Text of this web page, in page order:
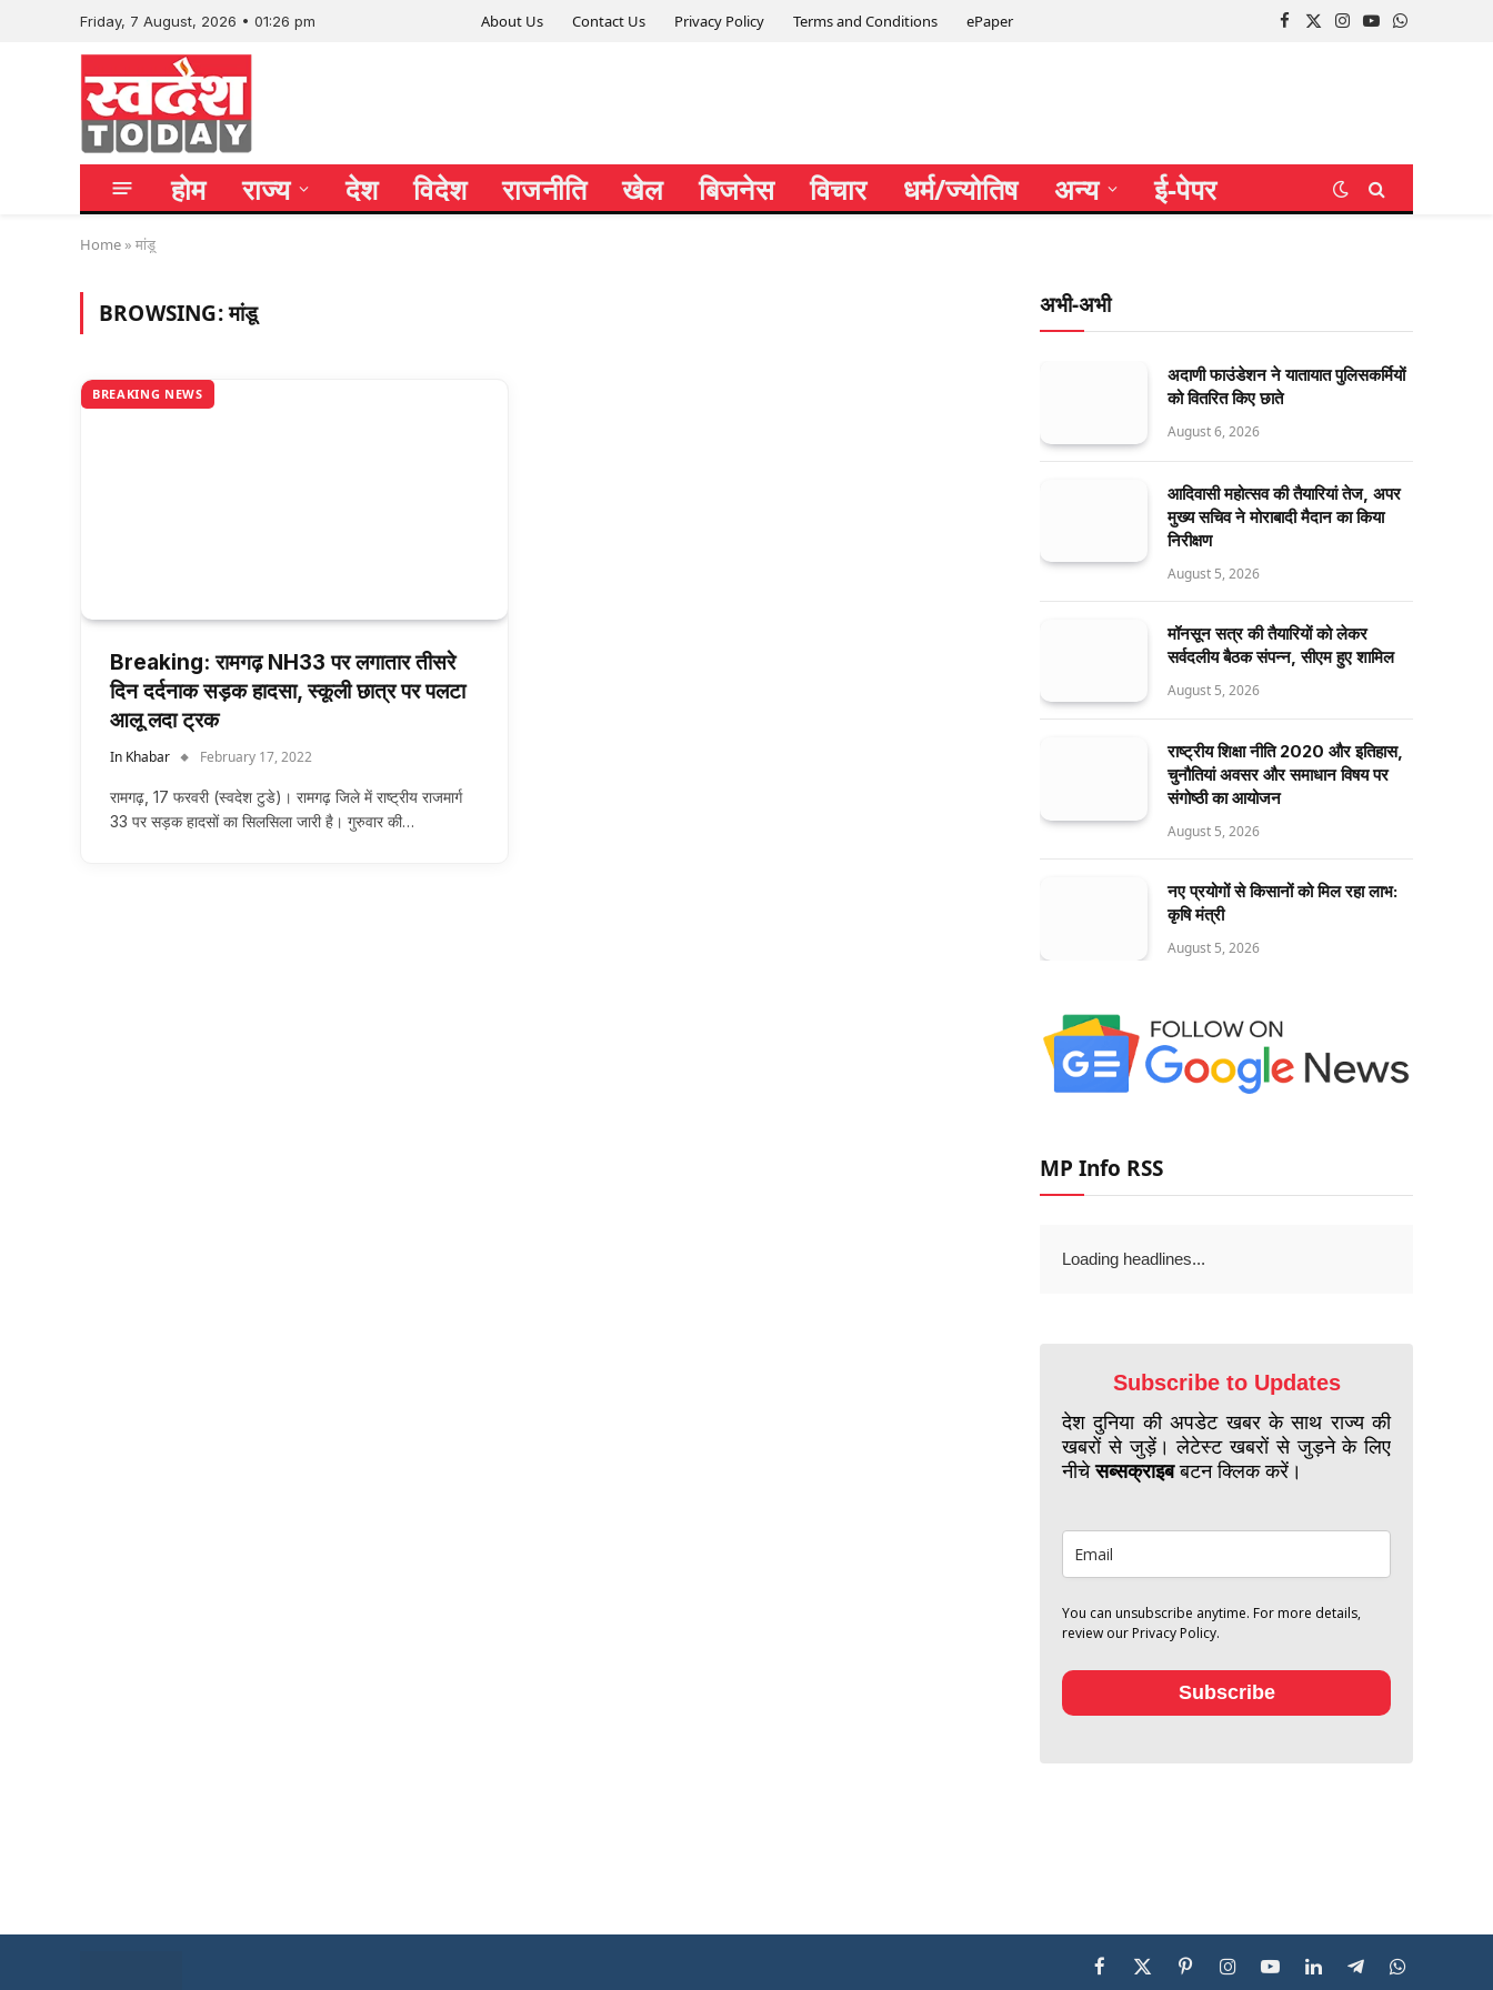
Friday, 7 August, 2026 • 01:26 pm About Us Contact Us Privacy Policy Terms and Conditions ePaper
Facebook
X
Instagram
YouTubeWhatsApp
होम राज्य देश विदेश राजनीति खेल बिजनेस विचार धर्म/ज्योतिष अन्य ई-पेपर
Home » मांडू
BROWSING:मांडू
BREAKING NEWS
Breaking: रामगढ़ NH33 पर लगातार तीसरे
दिन दर्दनाक सड़क हादसा, स्कूली छात्र पर पलटा
आलू लदा ट्रक
In Khabar February 17, 2022
रामगढ़, 17 फरवरी (स्वदेश टुडे)। रामगढ़ जिले में राष्ट्रीय राजमार्ग
33 पर सड़क हादसों का सिलसिला जारी है। गुरुवार की…
अभी-अभी
अदाणी फाउंडेशन ने यातायात पुलिसकर्मियों
को वितरित किए छाते
August 6, 2026
आदिवासी महोत्सव की तैयारियां तेज, अपर
मुख्य सचिव ने मोराबादी मैदान का किया
निरीक्षण
August 5, 2026
मॉनसून सत्र की तैयारियों को लेकर
सर्वदलीय बैठक संपन्न, सीएम हुए शामिल
August 5, 2026
राष्ट्रीय शिक्षा नीति 2020 और इतिहास,
चुनौतियां अवसर और समाधान विषय पर
संगोष्ठी का आयोजन
August 5, 2026
नए प्रयोगों से किसानों को मिल रहा लाभ:
कृषि मंत्री
August 5, 2026
MP Info RSS
Loading headlines...
Subscribe to Updates
देश दुनिया की अपडेट खबर के साथ राज्य की
खबरों से जुड़ें। लेटेस्ट खबरों से जुड़ने के लिए
नीचेसब्सक्राइबबटन क्लिक करें।
You can unsubscribe anytime. For more details,
review our Privacy Policy.
Subscribe
Facebook
X PinterestInstagramYouTubeLinkedInTelegramWhatsApp